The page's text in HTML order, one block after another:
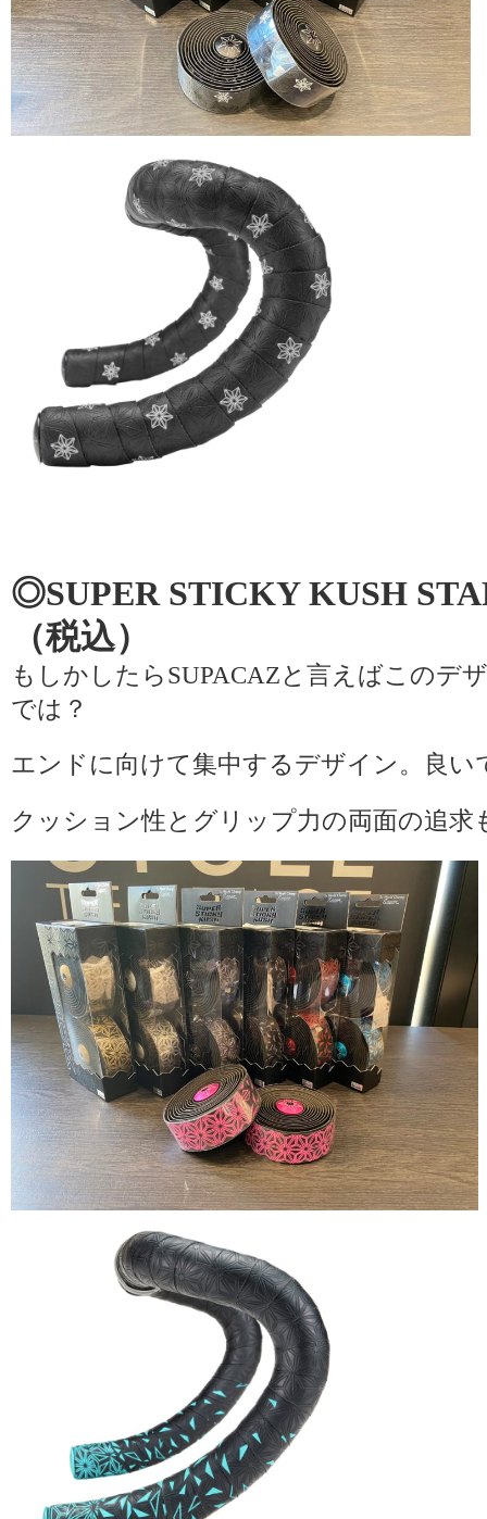
◎SUPER STICKY KUSH
（税込）
もしかしたらSUPACAZと言えばこのデ
では？
エンドに向けて集中するデザイン。良い
クッション性とグリップ力の両面の追求